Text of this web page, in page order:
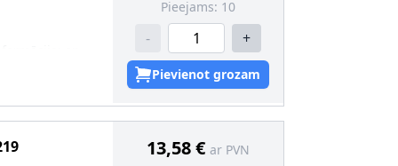
2:ar vadu
Pieejams: 10
- +
Pievienot grozam
13,58 € ar PVN